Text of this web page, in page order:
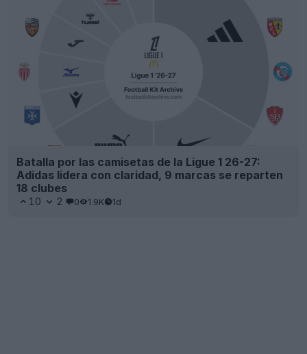
Batalla por las camisetas de la Ligue 1 26-27:
Adidas lidera con claridad, 9 marcas se reparten
18 clubes
10 2 0 1.9K 1d